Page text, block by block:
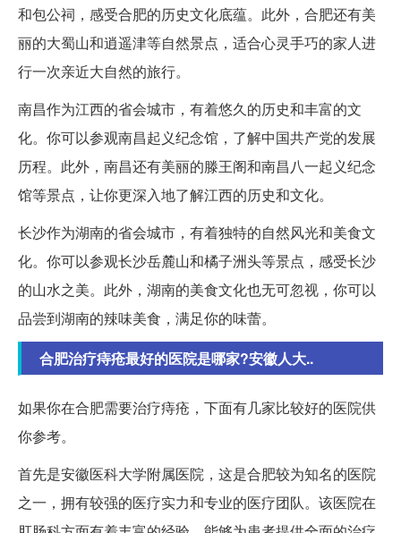
和包公祠，感受合肥的历史文化底蕴。此外，合肥还有美
丽的大蜀山和逍遥津等自然景点，适合心灵手巧的家人进
行一次亲近大自然的旅行。
南昌作为江西的省会城市，有着悠久的历史和丰富的文
化。你可以参观南昌起义纪念馆，了解中国共产党的发展
历程。此外，南昌还有美丽的滕王阁和南昌八一起义纪念
馆等景点，让你更深入地了解江西的历史和文化。
长沙作为湖南的省会城市，有着独特的自然风光和美食文
化。你可以参观长沙岳麓山和橘子洲头等景点，感受长沙
的山水之美。此外，湖南的美食文化也无可忽视，你可以
品尝到湖南的辣味美食，满足你的味蕾。
合肥治疗痔疮最好的医院是哪家?安徽人大..
如果你在合肥需要治疗痔疮，下面有几家比较好的医院供
你参考。
首先是安徽医科大学附属医院，这是合肥较为知名的医院
之一，拥有较强的医疗实力和专业的医疗团队。该医院在